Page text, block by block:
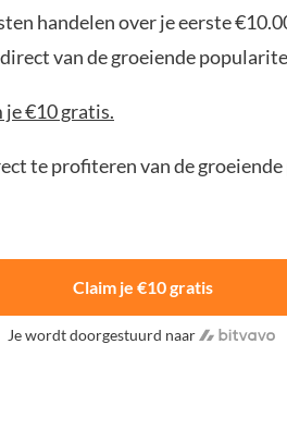
handelen over je eerste
van de groeiende
je €10 gratis.
te profiteren van de
Claim je €10 gratis
Je wordt doorgestuurd naar